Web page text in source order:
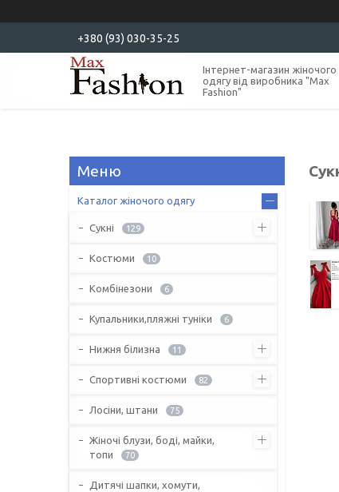
+380 (93) 030-35-25
Інтернет-магазин жіночого
одягу від виробника "Max
Fashion"
Каталог жіночого одягу
Сукні 129
Костюми 10
Комбінезони 6
Купальники,пляжні туніки 6
Нижня білизна 11
Спортивні костюми 82
Лосіни, штани 75
Жіночі блузи, боді, майки,
топи
70
Дитячі шапки, хомути,